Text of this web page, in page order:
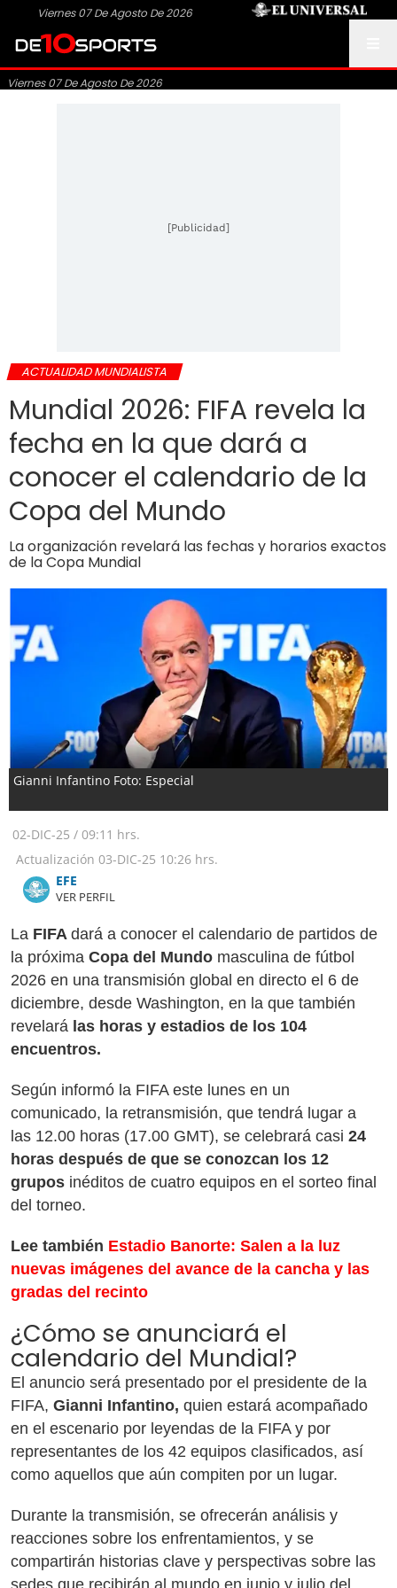
Viernes 07 De Agosto De 2026
Viernes 07 De Agosto De 2026
[Publicidad]
ACTUALIDAD MUNDIALISTA
Mundial 2026: FIFA revela la
fecha en la que dará a
conocer el calendario de la
Copa del Mundo
La organización revelará las fechas y horarios exactos
de la Copa Mundial
Gianni Infantino Foto: Especial
02-DIC-25 / 09:11 hrs.
Actualización 03-DIC-25 10:26 hrs.
​​​​​​​EFE
VER PERFIL
La FIFA dará a conocer el calendario de partidos de
la próxima Copa del Mundo masculina de fútbol
2026 en una transmisión global en directo el 6 de
diciembre, desde Washington, en la que también
revelará las horas y estadios de los 104
encuentros.
Según informó la FIFA este lunes en un
comunicado, la retransmisión, que tendrá lugar a
las 12.00 horas (17.00 GMT), se celebrará casi 24
horas después de que se conozcan los 12
grupos inéditos de cuatro equipos en el sorteo final
del torneo.
Lee también Estadio Banorte: Salen a la luz
nuevas imágenes del avance de la cancha y las
gradas del recinto
¿Cómo se anunciará el
calendario del Mundial?
El anuncio será presentado por el presidente de la
FIFA, Gianni Infantino, quien estará acompañado
en el escenario por leyendas de la FIFA y por
representantes de los 42 equipos clasificados, así
como aquellos que aún compiten por un lugar.
Durante la transmisión, se ofrecerán análisis y
reacciones sobre los enfrentamientos, y se
compartirán historias clave y perspectivas sobre las
sedes que recibirán al mundo en junio y julio del